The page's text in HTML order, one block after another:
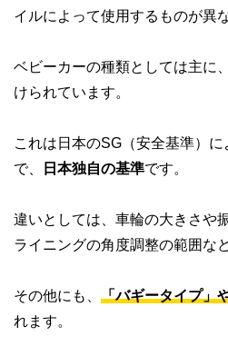
イルによって使用するものが異
ベビーカーの種類としては主に、
けられています。
これは日本のSG（安全基準）
で、
日本独自の基準です。
違いとしては、車輪の大きさや
ライニングの角度調整の範囲な
その他にも、 「バギータイプ」
れます。